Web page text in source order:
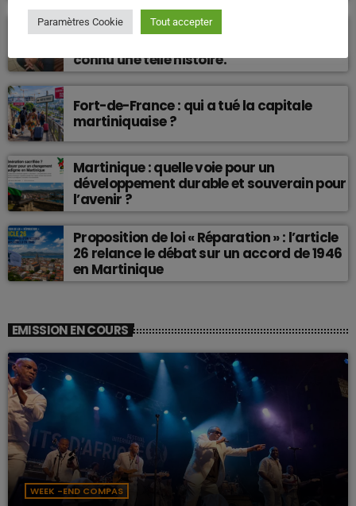
Don Miguel : l’homme sans qui le reggae et
connu une telle histoire.
Fort-de-France : qui a tué la capitale
martiniquaise ?
Martinique : quelle voie pour un
développement durable et souverain pour
l’avenir ?
Proposition de loi « Réparation » : l’article
26 relance le débat sur un accord de 1946
en Martinique
EMISSION EN COURS
WEEK -END COMPAS
Paramètres Cookie Tout accepter